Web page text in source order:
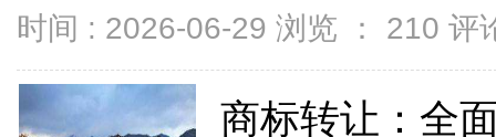
时间 : 2026-06-29 浏览 ： 210 评
商标转让：全